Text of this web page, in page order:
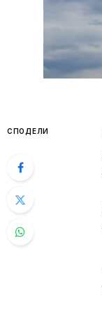
СПОДЕЛИ